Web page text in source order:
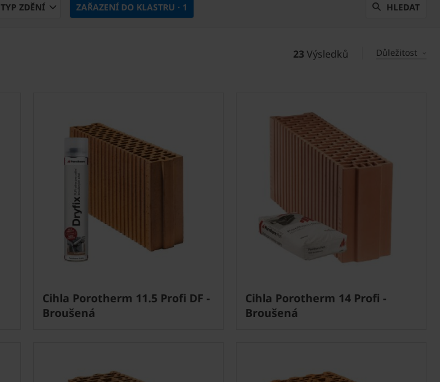
TYP ZDĚNÍ ZAŘAZENÍ DO KLASTRU · 1 HLEDAT
23 Výsledků Důležitost
Cihla Porotherm 11.5 Profi DF -
Broušená
Cihla Porotherm 14 Profi -
Broušená